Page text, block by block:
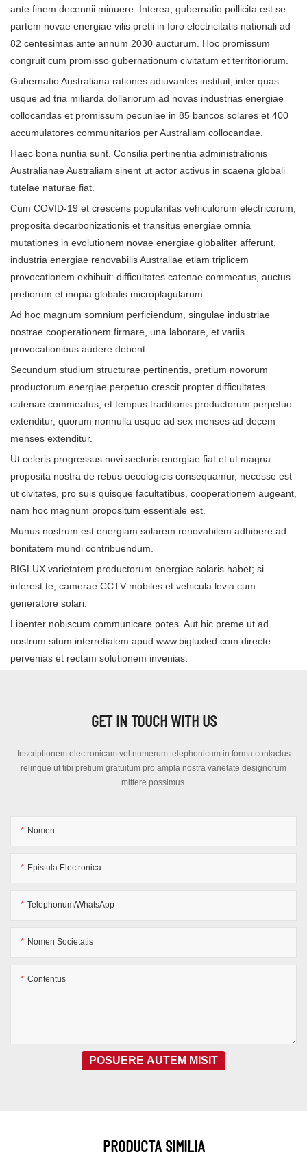
ante finem decennii minuere. Interea, gubernatio pollicita est se
partem novae energiae vilis pretii in foro electricitatis nationali ad
82 centesimas ante annum 2030 aucturum. Hoc promissum
congruit cum promisso gubernationum civitatum et territoriorum.
Gubernatio Australiana rationes adiuvantes instituit, inter quas
usque ad tria miliarda dollariorum ad novas industrias energiae
collocandas et promissum pecuniae in 85 bancos solares et 400
accumulatores communitarios per Australiam collocandae.
Haec bona nuntia sunt. Consilia pertinentia administrationis
Australianae Australiam sinent ut actor activus in scaena globali
tutelae naturae fiat.
Cum COVID-19 et crescens popularitas vehiculorum electricorum,
proposita decarbonizationis et transitus energiae omnia
mutationes in evolutionem novae energiae globaliter afferunt,
industria energiae renovabilis Australiae etiam triplicem
provocationem exhibuit: difficultates catenae commeatus, auctus
pretiorum et inopia globalis microplagularum.
Ad hoc magnum somnium perficiendum, singulae industriae
nostrae cooperationem firmare, una laborare, et variis
provocationibus audere debent.
Secundum studium structurae pertinentis, pretium novorum
productorum energiae perpetuo crescit propter difficultates
catenae commeatus, et tempus traditionis productorum perpetuo
extenditur, quorum nonnulla usque ad sex menses ad decem
menses extenditur.
Ut celeris progressus novi sectoris energiae fiat et ut magna
proposita nostra de rebus oecologicis consequamur, necesse est
ut civitates, pro suis quisque facultatibus, cooperationem augeant,
nam hoc magnum propositum essentiale est.
Munus nostrum est energiam solarem renovabilem adhibere ad
bonitatem mundi contribuendum.
BIGLUX varietatem productorum energiae solaris habet; si
interest te, camerae CCTV mobiles et vehicula levia cum
generatore solari.
Libenter nobiscum communicare potes. Aut hic preme ut ad
nostrum situm interretialem apud www.bigluxled.com directe
pervenias et rectam solutionem invenias.
GET IN TOUCH WITH US
Inscriptionem electronicam vel numerum telephonicum in forma contactus
relinque ut tibi pretium gratuitum pro ampla nostra varietate designorum
mittere possimus.
Nomen
Epistula Electronica
Telephonum/WhatsApp
Nomen Societatis
Contentus
POSUERE AUTEM MISIT
PRODUCTA SIMILIA